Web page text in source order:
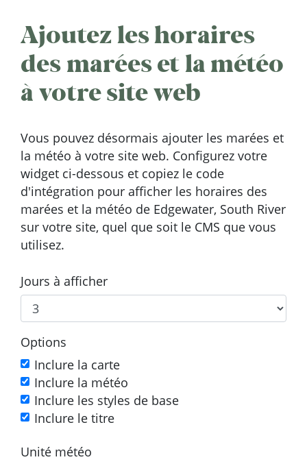
Ajoutez les horaires
des marées et la météo
à votre site web
Vous pouvez désormais ajouter les marées et
la météo à votre site web. Configurez votre
widget ci-dessous et copiez le code
d'intégration pour afficher les horaires des
marées et la météo de Edgewater, South River
sur votre site, quel que soit le CMS que vous
utilisez.
Jours à afficher
Options
Inclure la carte
Inclure la météo
Inclure les styles de base
Inclure le titre
Unité météo